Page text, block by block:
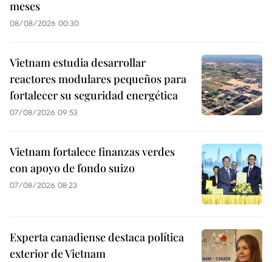
meses
08/08/2026 00:30
Vietnam estudia desarrollar
reactores modulares pequeños para
fortalecer su seguridad energética
07/08/2026 09:53
Vietnam fortalece finanzas verdes
con apoyo de fondo suizo
07/08/2026 08:23
Experta canadiense destaca política
exterior de Vietnam